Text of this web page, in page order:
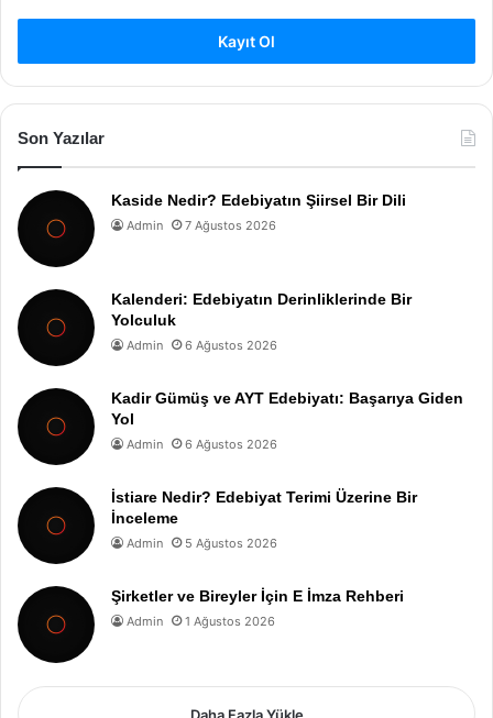
Kayıt Ol
Son Yazılar
Kaside Nedir? Edebiyatın Şiirsel Bir Dili
Admin 7 Ağustos 2026
Kalenderi: Edebiyatın Derinliklerinde Bir
Yolculuk
Admin 6 Ağustos 2026
Kadir Gümüş ve AYT Edebiyatı: Başarıya Giden
Yol
Admin 6 Ağustos 2026
İstiare Nedir? Edebiyat Terimi Üzerine Bir
İnceleme
Admin 5 Ağustos 2026
Şirketler ve Bireyler İçin E İmza Rehberi
Admin 1 Ağustos 2026
Daha Fazla Yükle